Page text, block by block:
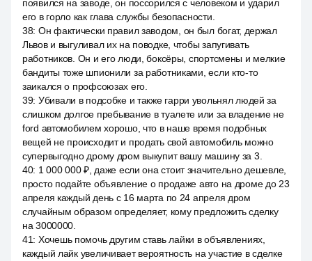
появился на заводе, он поссорился с человеком и ударил
его в горло как глава службы безопасности.
38: Он фактически правил заводом, он был богат, держал
Львов и выгуливал их на поводке, чтобы запугивать
работников. Он и его люди, боксёры, спортсмены и мелкие
бандиты тоже шпионили за работниками, если кто-то
заикался о профсоюзах его.
39: Убивали в подсобке и также гарри увольнял людей за
слишком долгое пребывание в туалете или за владение не
ford автомобилем хорошо, что в наше время подобных
вещей не происходит и продать свой автомобиль можно
супервыгодно дрому дром выкупит вашу машину за 3.
40: 1 000 000 ₽, даже если она стоит значительно дешевле,
просто подайте объявление о продаже авто на дроме до 23
апреля каждый день с 16 марта по 24 апреля дром
случайным образом определяет, кому предложить сделку
на 3000000.
41: Хочешь помочь другим ставь лайки в объявлениях,
каждый лайк увеличивает вероятность на участие в сделке